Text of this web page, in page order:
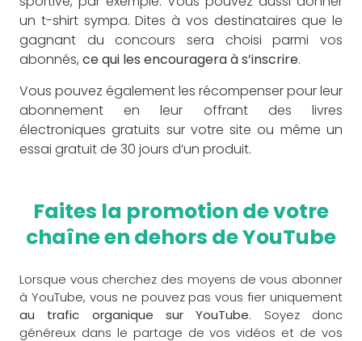
un t-shirt sympa. Dites à vos destinataires que le
gagnant du concours sera choisi parmi vos
abonnés, ce qui les encouragera à s’inscrire.
Vous pouvez également les récompenser pour leur
abonnement en leur offrant des livres
électroniques gratuits sur votre site ou même un
essai gratuit de 30 jours d’un produit.
Faites la promotion de votre
chaîne en dehors de YouTube
Lorsque vous cherchez des moyens de vous abonner
à YouTube, vous ne pouvez pas vous fier uniquement
au trafic organique sur YouTube. Soyez donc
généreux dans le partage de vos vidéos et de vos